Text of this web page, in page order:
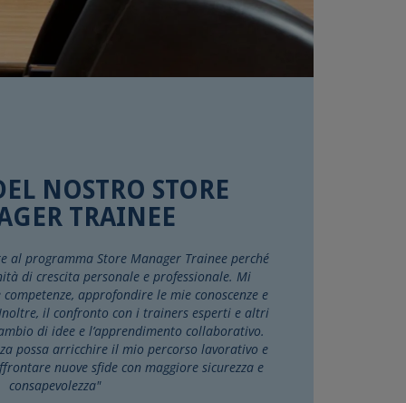
NOSTRO STORE
TRAINEE
al programma Store Manager Trainee perché
di crescita personale e professionale. Mi
approfondire le mie conoscenze e
il confronto con i trainers esperti e altri
di idee e l’apprendimento collaborativo.
possa arricchire il mio percorso lavorativo e
nuove sfide con maggiore sicurezza e
consapevolezza"